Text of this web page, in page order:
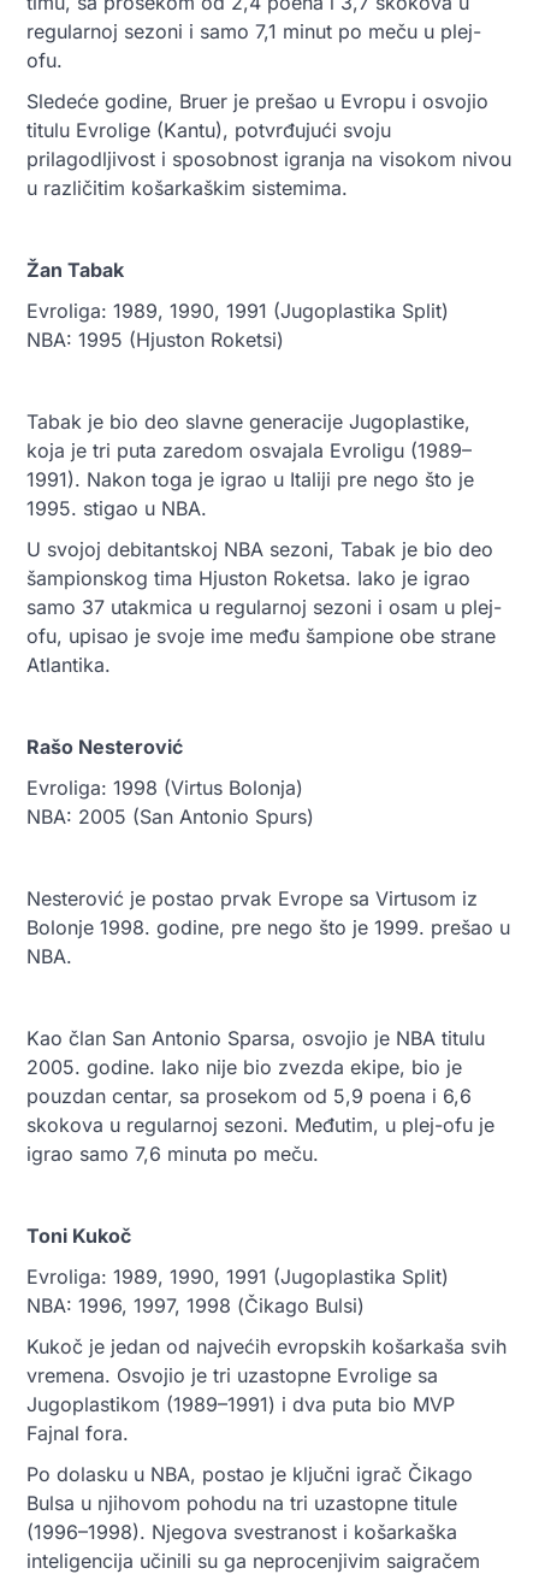
regularnoj sezoni i samo 7,1 minut po meču u plej-
ofu.
Sledeće godine, Bruer je prešao u Evropu i osvojio
titulu Evrolige (Kantu), potvrđujući svoju
prilagodljivost i sposobnost igranja na visokom nivou
u različitim košarkaškim sistemima.
Žan Tabak
Evroliga: 1989, 1990, 1991 (Jugoplastika Split)
NBA: 1995 (Hjuston Roketsi)
Tabak je bio deo slavne generacije Jugoplastike,
koja je tri puta zaredom osvajala Evroligu (1989–
1991). Nakon toga je igrao u Italiji pre nego što je
1995. stigao u NBA.
U svojoj debitantskoj NBA sezoni, Tabak je bio deo
šampionskog tima Hjuston Roketsa. Iako je igrao
samo 37 utakmica u regularnoj sezoni i osam u plej-
ofu, upisao je svoje ime među šampione obe strane
Atlantika.
Rašo Nesterović
Evroliga: 1998 (Virtus Bolonja)
NBA: 2005 (San Antonio Spurs)
Nesterović je postao prvak Evrope sa Virtusom iz
Bolonje 1998. godine, pre nego što je 1999. prešao u
NBA.
Kao član San Antonio Sparsa, osvojio je NBA titulu
2005. godine. Iako nije bio zvezda ekipe, bio je
pouzdan centar, sa prosekom od 5,9 poena i 6,6
skokova u regularnoj sezoni. Međutim, u plej-ofu je
igrao samo 7,6 minuta po meču.
Toni Kukoč
Evroliga: 1989, 1990, 1991 (Jugoplastika Split)
NBA: 1996, 1997, 1998 (Čikago Bulsi)
Kukoč je jedan od najvećih evropskih košarkaša svih
vremena. Osvojio je tri uzastopne Evrolige sa
Jugoplastikom (1989–1991) i dva puta bio MVP
Fajnal fora.
Po dolasku u NBA, postao je ključni igrač Čikago
Bulsa u njihovom pohodu na tri uzastopne titule
(1996–1998). Njegova svestranost i košarkaška
inteligencija učinili su ga neprocenjivim saigračem